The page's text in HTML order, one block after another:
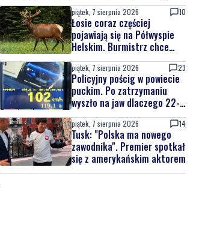
piątek, 7 sierpnia 2026 10
Łosie coraz częściej
pojawiają się na Półwyspie
Helskim. Burmistrz chce
nowych znaków drogowych
piątek, 7 sierpnia 2026 23
Policyjny pościg w powiecie
puckim. Po zatrzymaniu
wyszło na jaw dlaczego 22-
latek uciekał
piątek, 7 sierpnia 2026 14
Tusk: "Polska ma nowego
zawodnika". Premier spotkał
się z amerykańskim aktorem